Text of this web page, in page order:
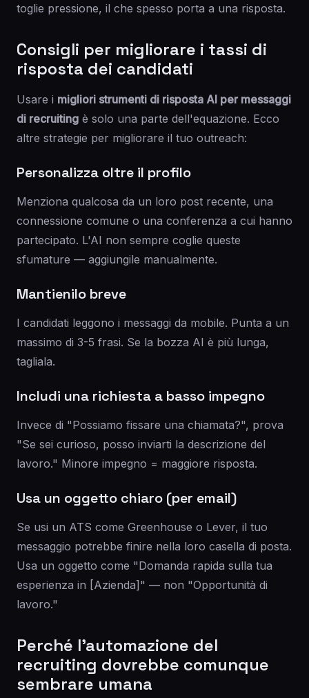
toglie pressione, il che spesso porta a una risposta.
Consigli per migliorare i tassi di
risposta dei candidati
Usare i migliori strumenti di risposta AI per messaggi
di recruiting è solo una parte dell'equazione. Ecco
altre strategie per migliorare il tuo outreach:
Personalizza oltre il profilo
Menziona qualcosa da un loro post recente, una
connessione comune o una conferenza a cui hanno
partecipato. L'AI non sempre coglie queste
sfumature — aggiungile manualmente.
Mantienilo breve
I candidati leggono i messaggi da mobile. Punta a un
massimo di 3-5 frasi. Se la bozza AI è più lunga,
tagliala.
Includi una richiesta a basso impegno
Invece di "Possiamo fissare una chiamata?", prova
"Se sei curioso, posso inviarti la descrizione del
lavoro." Minore impegno = maggiore risposta.
Usa un oggetto chiaro (per email)
Se usi un ATS come Greenhouse o Lever, il tuo
messaggio potrebbe finire nella loro casella di posta.
Usa un oggetto come "Domanda rapida sulla tua
esperienza in [Azienda]" — non "Opportunità di
lavoro."
Perché l'automazione del
recruiting dovrebbe comunque
sembrare umana